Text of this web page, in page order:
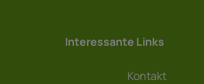
Interessante Links
Kontakt